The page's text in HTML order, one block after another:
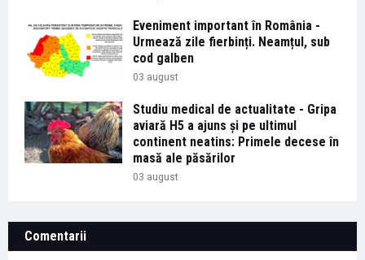
Eveniment important în România -
Urmează zile fierbinți. Neamțul, sub
cod galben
03 august
Studiu medical de actualitate - Gripa
aviară H5 a ajuns și pe ultimul
continent neatins: Primele decese în
masă ale păsărilor
03 august
Comentarii